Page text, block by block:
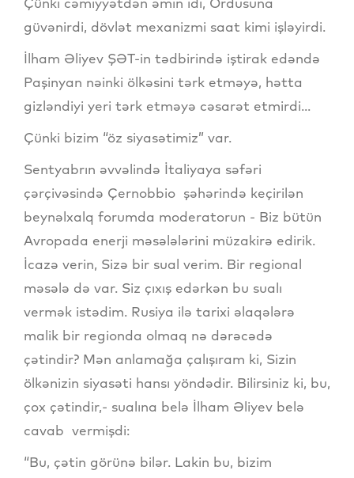
güvənirdi, dövlət mexanizmi saat kimi işləyirdi.
İlham Əliyev ŞƏT-in tədbirində iştirak edəndə
Paşinyan nəinki ölkəsini tərk etməyə, hətta
gizləndiyi yeri tərk etməyə cəsarət etmirdi...
Çünki bizim “öz siyasətimiz” var.
Sentyabrın əvvəlində İtaliyaya səfəri
çərçivəsində Çernobbio şəhərində keçirilən
beynəlxalq forumda moderatorun - Biz bütün
Avropada enerji məsələlərini müzakirə edirik.
İcazə verin, Sizə bir sual verim. Bir regional
məsələ də var. Siz çıxış edərkən bu sualı
vermək istədim. Rusiya ilə tarixi əlaqələrə
malik bir regionda olmaq nə dərəcədə
çətindir? Mən anlamağa çalışıram ki, Sizin
ölkənizin siyasəti hansı yöndədir. Bilirsiniz ki, bu,
çox çətindir,- sualına belə İlham Əliyev belə
cavab vermişdi:
“Bu, çətin görünə bilər. Lakin bu, bizim